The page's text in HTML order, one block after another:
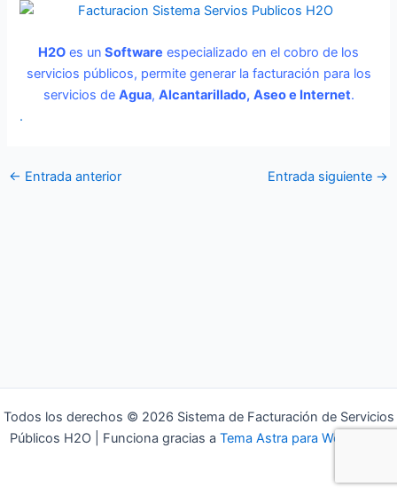
H2O es un Software especializado en el cobro de los
servicios públicos, permite generar la facturación para los
servicios de Agua, Alcantarillado, Aseo e Internet.
.
← Entrada anterior Entrada siguiente →
Todos los derechos © 2026 Sistema de Facturación de Servicios
Públicos H2O | Funciona gracias a Tema Astra para WordPress